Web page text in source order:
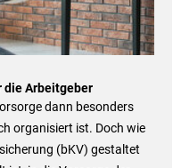
die Arbeitgeber
dann besonders
organisiert ist. Doch wie
(bKV) gestaltet